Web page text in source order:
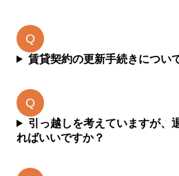
賃貸契約の更新手続きについ
引っ越しを考えていますが、
ればいいですか？